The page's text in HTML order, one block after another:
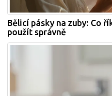
Bělicí pásky na zuby: Co
použít správně